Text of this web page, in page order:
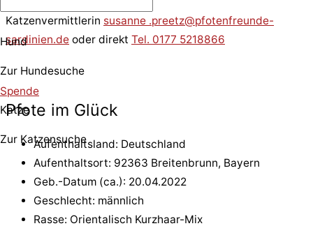
Hund
Zur Hundesuche
Spende
Katze
Zur Katzensuche
Katzenvermittlerin susanne .preetz@pfotenfreunde-
sardinien.de oder direkt Tel. 0177 5218866
Pfote im Glück
Aufenthaltsland: Deutschland
Aufenthaltsort: 92363 Breitenbrunn, Bayern
Geb.-Datum (ca.): 20.04.2022
Geschlecht: männlich
Rasse: Orientalisch Kurzhaar-Mix